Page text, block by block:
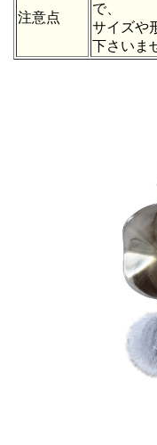
注意点
で、
サイズや
下さいま